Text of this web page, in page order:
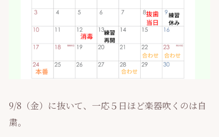
9/8（金）に抜いて、一応５日ほど楽器吹くのは自
粛。